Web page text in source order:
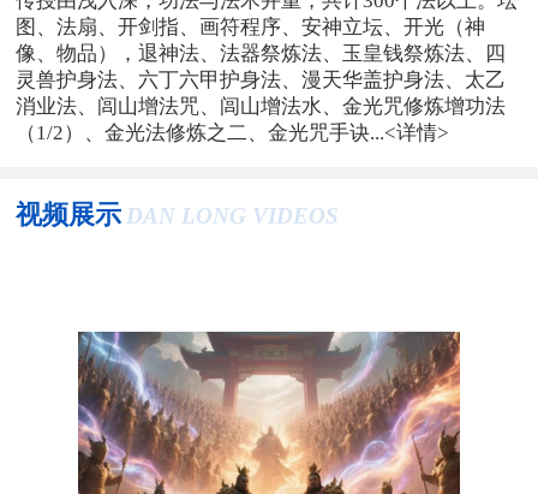
图、法扇、开剑指、画符程序、安神立坛、开光（神
像、物品），退神法、法器祭炼法、玉皇钱祭炼法、四
灵兽护身法、六丁六甲护身法、漫天华盖护身法、太乙
消业法、闾山增法咒、闾山增法水、金光咒修炼增功法
（1/2）、金光法修炼之二、金光咒手诀...<详情>
视频展示 DAN LONG VIDEOS